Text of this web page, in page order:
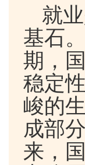
就
基石
期，
稳定
峻的
成部
来，